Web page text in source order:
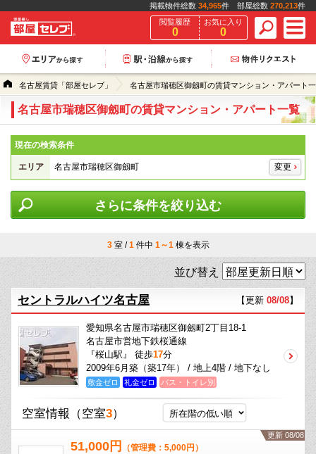
掲載物件総数 34,965件 部屋総数 270,213件
閲覧履歴
0
お気に入り
0
名古屋賃貸「部屋セレブ」 名古屋市瑞穂区御劔町の賃貸マンション・アパート
名古屋市瑞穂区御劔町の賃貸マンション・アパート一覧
現在の検索条件
エリア 名古屋市瑞穂区御劔町 変更
さらに条件を絞り込む
3室 /1件中 1～1棟を表示
並び替え
セントラルハイツ名古屋 【更新 08/08】
愛知県名古屋市瑞穂区御劔町2丁目18-1
名古屋市営地下鉄桜通線
『桜山駅』 徒歩17分
2009年6月築（築17年） / 地上4階 / 地下なし
敷金ゼロ 礼金ゼロ バス・トイレ別
空室情報 （空室3）
更新 08/08
51,000円 （管理費：5,000円）